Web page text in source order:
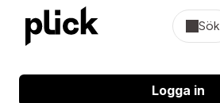
Sök
Logga in